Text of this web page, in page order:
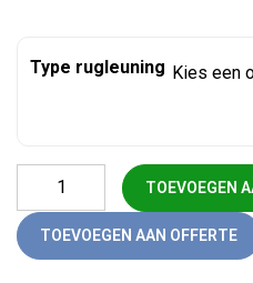
Type rugleuning
Bureaustoel comfort aantal
TOEVOEGEN
TOEVOEGEN AAN OFFERTE